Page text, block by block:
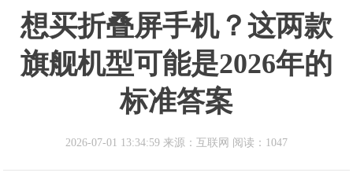
想买折叠屏手机？这两款
旗舰机型可能是2026年的
标准答案
2026-07-01 13:34:59 来源：互联网 阅读：1047